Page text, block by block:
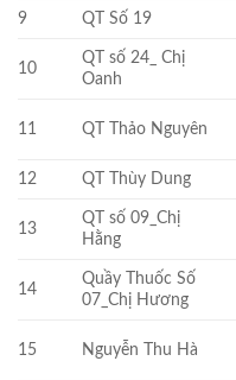
9 QT Số 19
10
QT số 24_ Chị
Oanh
11 QT Thảo Nguyên
12 QT Thùy Dung
13
QT số 09_Chị
Hằng
14
Quầy Thuốc Số
07_Chị Hương
15 Nguyễn Thu Hà